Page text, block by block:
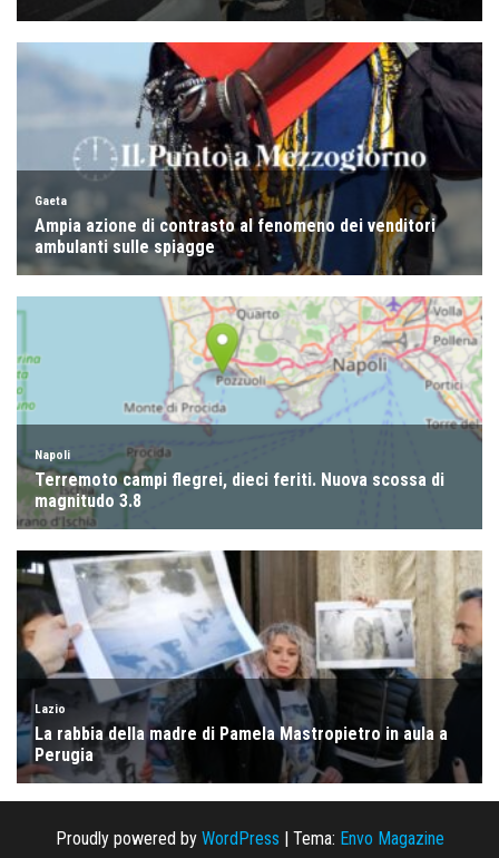
Proudly powered by WordPress | Tema: Envo Magazine